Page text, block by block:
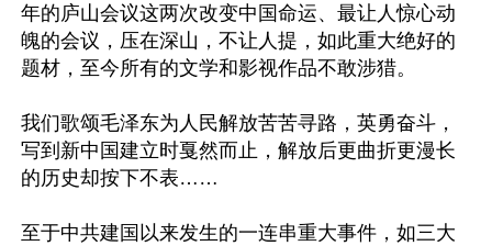
年的庐山会议这两次改变中国命运、最让人惊心动
魄的会议，压在深山，不让人提，如此重大绝好的
题材，至今所有的文学和影视作品不敢涉猎。
我们歌颂毛泽东为人民解放苦苦寻路，英勇奋斗，
写到新中国建立时戛然而止，解放后更曲折更漫长
的历史却按下不表……
至于中共建国以来发生的一连串重大事件，如三大